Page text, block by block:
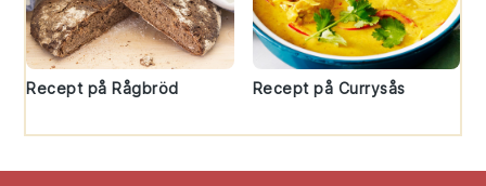
Recept på Rågbröd Recept på Currysås